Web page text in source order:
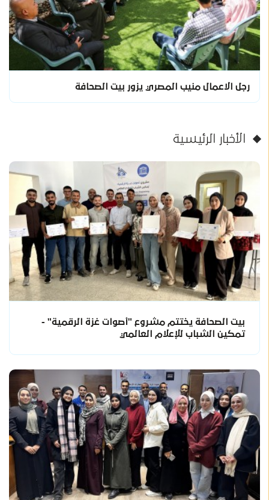
رجل الاعمال منيب المصري يزور بيت الصحافة
الأخبار الرئيسية
بيت الصحافة يختتم مشروع "أصوات غزة الرقمية" -
تمكين الشباب للإعلام العالمي